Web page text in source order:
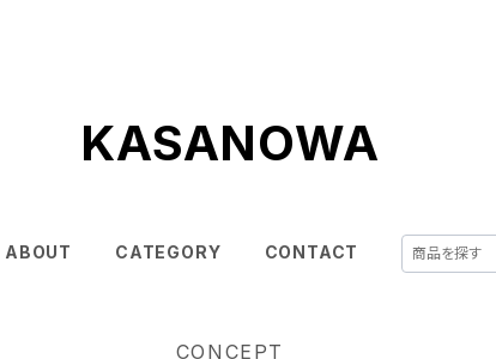
KASANOWA
ABOUT CATEGORY CONTACT
CONCEPT